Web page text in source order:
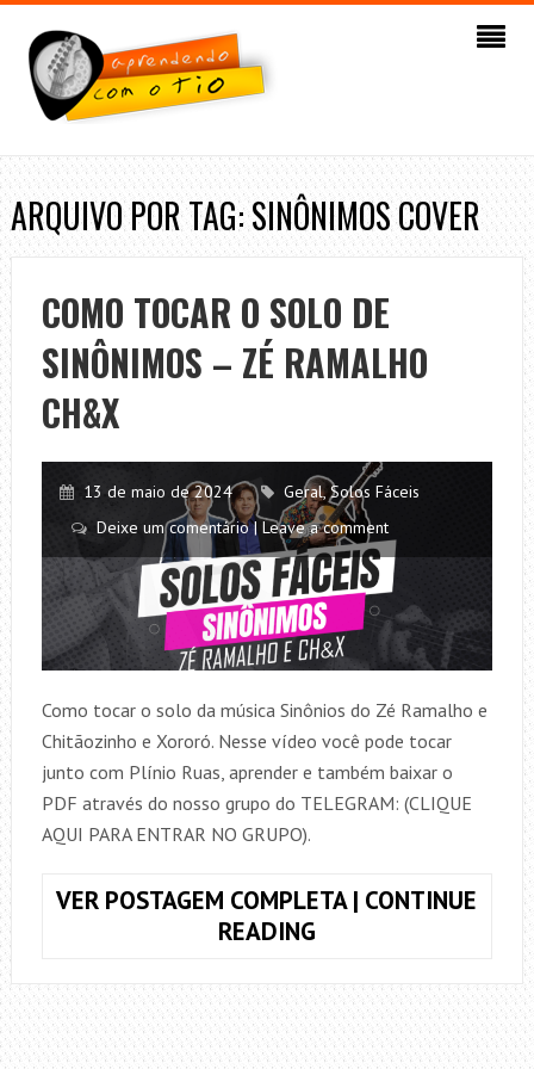
ARQUIVO POR TAG: SINÔNIMOS COVER
COMO TOCAR O SOLO DE
SINÔNIMOS – ZÉ RAMALHO
CH&X
13 de maio de 2024 Geral, Solos Fáceis
Deixe um comentário | Leave a comment
Como tocar o solo da música Sinônios do Zé Ramalho e
Chitãozinho e Xororó. Nesse vídeo você pode tocar
junto com Plínio Ruas, aprender e também baixar o
PDF através do nosso grupo do TELEGRAM: (CLIQUE
AQUI PARA ENTRAR NO GRUPO).
VER POSTAGEM COMPLETA | CONTINUE
READINGCOMO
O
SOLO
DE